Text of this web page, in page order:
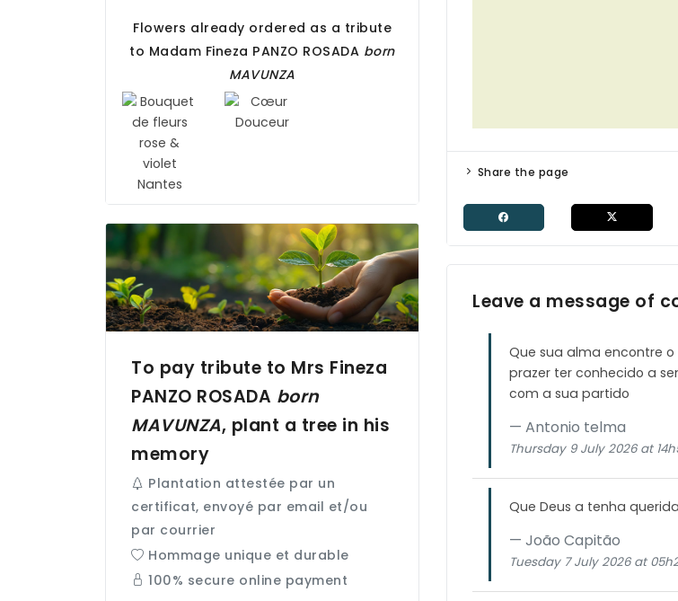
Flowers already ordered as a tribute
to Madam Fineza PANZO ROSADA born
MAVUNZA
To pay tribute to Mrs Fineza
PANZO ROSADA born
MAVUNZA, plant a tree in his
memory
Plantation attestée par un
certificat, envoyé par email et/ou
par courrier
Hommage unique et durable
100% secure online payment
Share the page
Leave a message of
Que sua alma encontre o
prazer ter conhecido a
com a sua partido
Antonio telma
Thursday 9 July 2026 at
Que Deus a tenha
João Capitão
Tuesday 7 July 2026 at